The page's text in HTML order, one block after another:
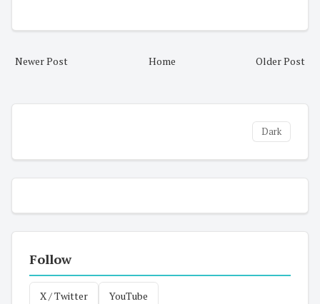
Newer Post Older Post
Home
Dark
Follow
X / Twitter YouTube